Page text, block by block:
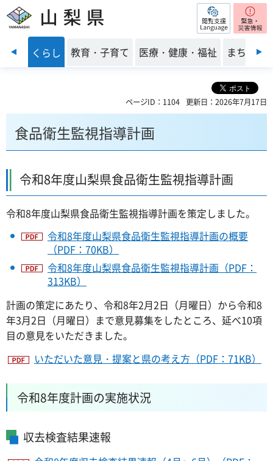
山梨県 閲覧支援
前のスライドを表示
全 くらし 教育・子育て 医療・健康・福祉 まちづく
ページID：1104 更新日：2026年7月17日
食品衛生監視指導計画
令和8年度山梨県食品衛生監視指導計画
令和8年度山梨県食品衛生監視指導計画を策定しました。
令和8年度山梨県食品衛生監視指導計画の概要
（PDF：70KB）
令和8年度山梨県食品衛生監視指導計画（PDF：
313KB）
計画の策定にあたり、令和8年2月2日（月曜日）から令和8
年3月2日（月曜日）まで意見募集をしたところ、延べ10項
目の意見をいただきました。
いただいた意見・提案と県の考え方（PDF：71KB）
令和8年度計画の実施状況
収去検査結果速報